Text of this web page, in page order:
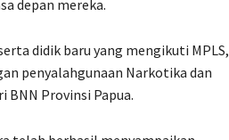
depan mereka.
didik baru yang mengikuti MPLS,
penyalahgunaan Narkotika dan
Provinsi Papua.